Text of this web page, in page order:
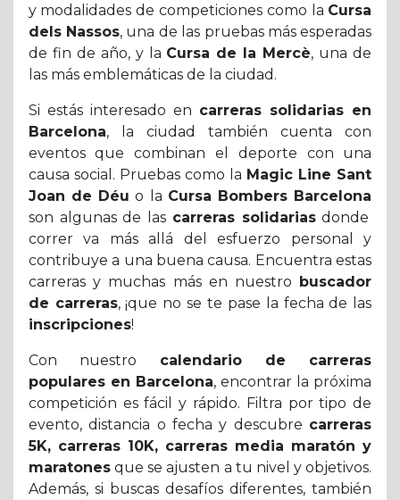
y modalidades de competiciones como la Cursa
dels Nassos, una de las pruebas más esperadas
de fin de año, y la Cursa de la Mercè, una de
las más emblemáticas de la ciudad.
Si estás interesado en carreras solidarias en
Barcelona, la ciudad también cuenta con
eventos que combinan el deporte con una
causa social. Pruebas como la Magic Line Sant
Joan de Déu o la Cursa Bombers Barcelona
son algunas de las carreras solidariasdonde
correr va más allá del esfuerzo personal y
contribuye a una buena causa. Encuentra estas
carreras y muchas más en nuestro buscador
de carreras, ¡que no se te pase la fecha de las
inscripciones!
Con nuestro calendario de carreras
populares en Barcelona, encontrar la próxima
competición es fácil y rápido. Filtra por tipo de
evento, distancia o fecha y descubre carreras
5K, carreras 10K, carreras media maratón y
maratonesque se ajusten a tu nivel y objetivos.
Además, si buscas desafíos diferentes, también